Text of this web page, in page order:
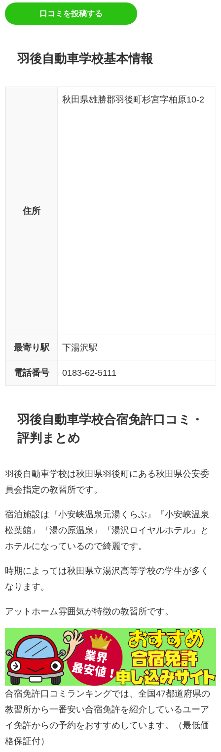
口コミを投稿する
羽後自動車学校基本情報
住所
秋田県雄勝郡羽後町杉宮字柏原10-2
最寄り駅 下湯沢駅
電話番号 0183-62-5111
羽後自動車学校合宿免許口コミ・
評判まとめ
羽後自動車学校は秋田県羽後町にある秋田県公安委
員会指定の教習所です。
宿泊施設は『小安峡温泉元湯くらぶ』『小安峡温泉
松葉館』『湯の原温泉』『湯沢ロイヤルホテル』と
ホテルになっているので綺麗です。
時期によっては秋田県立湯沢高等学校の学生が多く
なります。
アットホーム雰囲気が特徴の教習所です。
合宿免許口コミランキングでは、全国47都道府県の
教習所から一番安い合宿免許を紹介しているユーア
イ免許からの予約をおすすめしています。（最低価
格保証付）